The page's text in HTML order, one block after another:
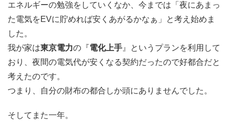
エネルギーの勉強をしていくなか、今までは「夜にあまっ
た電気をEVに貯めれば安くあがるかなぁ」と考え始めま
した。
我が家は東京電力の『電化上手 』というプランを利用して
おり、夜間の電気代が安くなる契約だったので好都合だと
考えたのです。
つまり、自分の財布の都合しか頭にありませんでした。
そしてまた一年。